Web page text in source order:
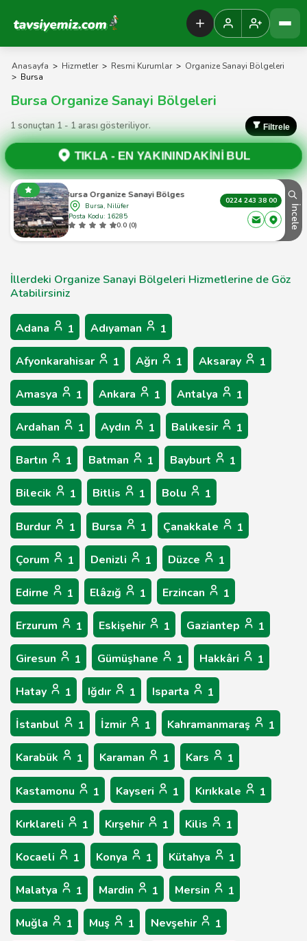
Tavsiyemiz Anasayfa
Anasayfa > Hizmetler > Resmi Kurumlar > Organize Sanayi Bölgeleri
> Bursa
Bursa Organize Sanayi Bölgeleri
1 sonuçtan 1 - 1 arası gösteriliyor. Filtrele
TIKLA -EN YAKININDAKİNİ BUL
Bursa Organize Sanayi Bölgesi
Bursa, Nilüfer
Posta Kodu: 16285
0.0 (0)
0224 243 38 00
İncele
İllerdeki Organize Sanayi Bölgeleri Hizmetlerine de Göz
Atabilirsiniz
Adana 1 Adıyaman 1
Afyonkarahisar 1 Ağrı 1 Aksaray 1
Amasya 1 Ankara 1 Antalya 1
Ardahan 1 Aydın 1 Balıkesir 1
Bartın 1 Batman 1 Bayburt 1
Bilecik 1 Bitlis 1 Bolu 1
Burdur 1 Bursa 1 Çanakkale 1
Çorum 1 Denizli 1 Düzce 1
Edirne 1 Elâzığ 1 Erzincan 1
Erzurum 1 Eskişehir 1 Gaziantep 1
Giresun 1 Gümüşhane 1 Hakkâri 1
Hatay 1 Iğdır 1 Isparta 1
İstanbul 1 İzmir 1 Kahramanmaraş 1
Karabük 1 Karaman 1 Kars 1
Kastamonu 1 Kayseri 1 Kırıkkale 1
Kırklareli 1 Kırşehir 1 Kilis 1
Kocaeli 1 Konya 1 Kütahya 1
Malatya 1 Mardin 1 Mersin 1
Muğla 1 Muş 1 Nevşehir 1